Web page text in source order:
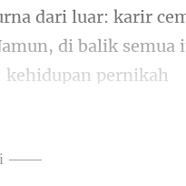
dari luar: karir
——